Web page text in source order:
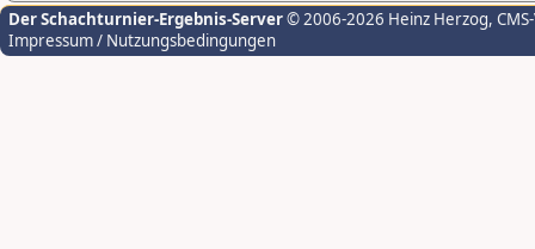
Der Schachturnier-Ergebnis-Server© 2006-2026 Heinz Herzog,
Impressum / Nutzungsbedingungen